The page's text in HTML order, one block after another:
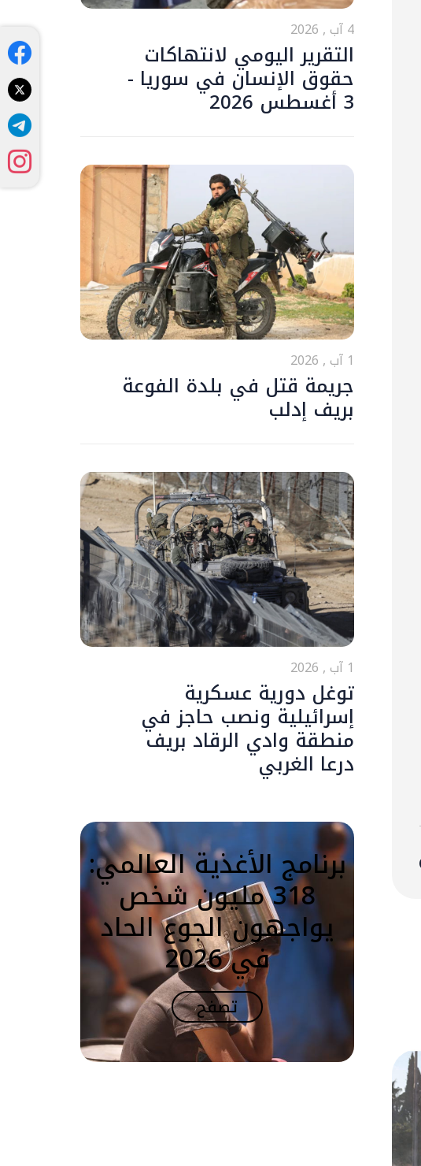
4 آب , 2026
التقرير اليومي لانتهاكات
حقوق الإنسان في سوريا -
3 أغسطس 2026
1 آب , 2026
جريمة قتل في بلدة الفوعة
بريف إدلب
1 آب , 2026
توغل دورية عسكرية
إسرائيلية ونصب حاجز في
منطقة وادي الرقاد بريف
درعا الغربي
برنامج الأغذية العالمي:
318 مليون شخص
يواجهون الجوع الحاد
في 2026
تصفح